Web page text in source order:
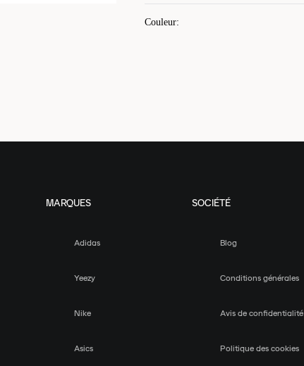
Couleur:
MARQUES
Adidas
Yeezy
Nike
Asics
SOCIÉTÉ
Blog
Conditions générales
Avis de confidentialité
Politique des cookies